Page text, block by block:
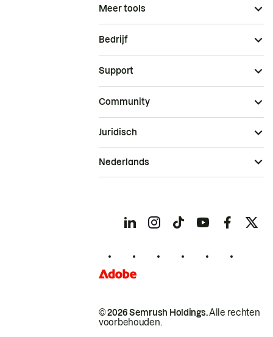
Meer tools
Bedrijf
Support
Community
© 2026 Semrush Holdings.Alle rechten
voorbehouden.
Juridisch
Nederlands